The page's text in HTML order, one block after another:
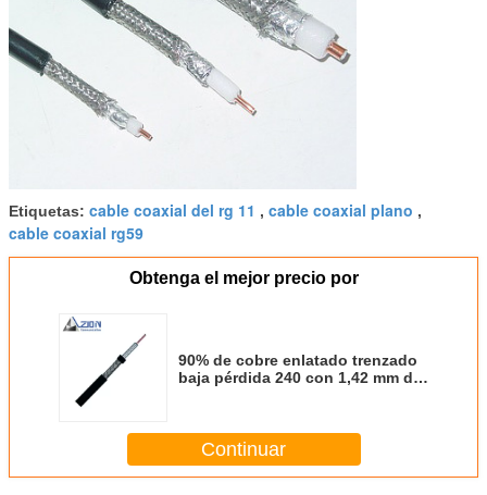
Etiquetas: cable coaxial del rg 11 , cable coaxial plano ,
cable coaxial rg59
Obtenga el mejor precio por
90% de cobre enlatado trenzado
baja pérdida 240 con 1,42 mm de
Continuar